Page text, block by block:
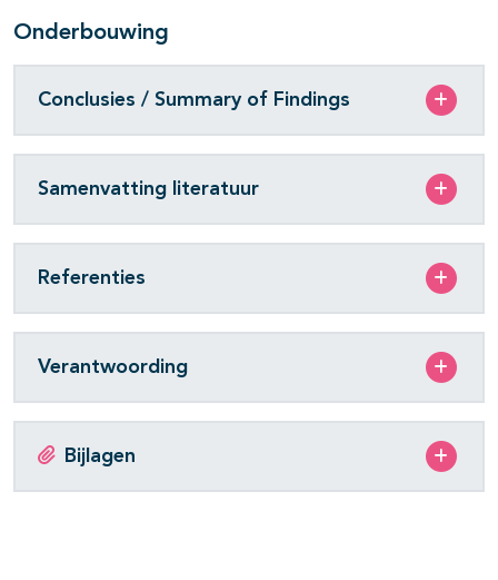
Onderbouwing
Conclusies / Summary of Findings
Samenvatting literatuur
Referenties
Verantwoording
Bijlagen